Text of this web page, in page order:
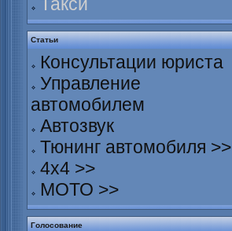
Такси
Статьи
Консультации юриста
Управление
автомобилем
Автозвук
Тюнинг автомобиля >>
4х4 >>
МОТО >>
Голосование